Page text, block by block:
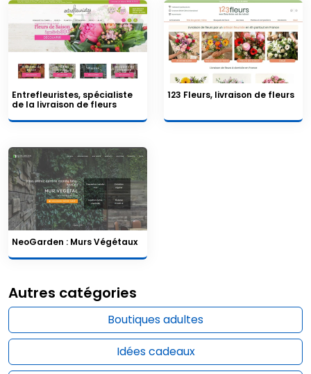
Entrefleuristes, spécialiste
de la livraison de fleurs
123 Fleurs, livraison de fleurs
NeoGarden : Murs Végétaux
Autres catégories
Boutiques adultes
Idées cadeaux